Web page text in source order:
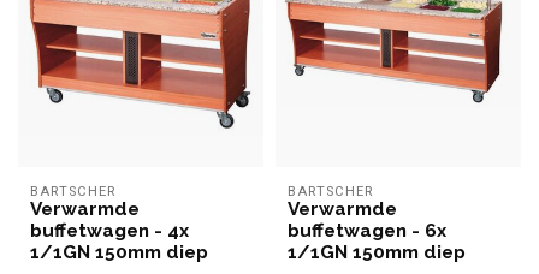
BARTSCHER
Verwarmde
buffetwagen - 4x
1/1GN 150mm diep
BARTSCHER
Verwarmde
buffetwagen - 6x
1/1GN 150mm diep